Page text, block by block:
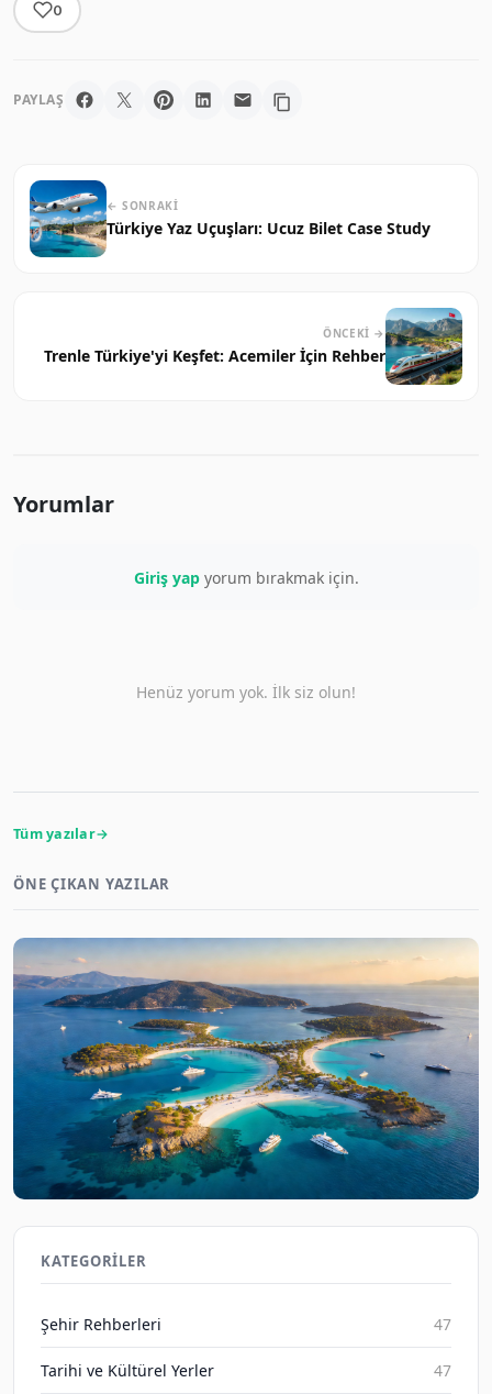
0
PAYLAŞ
← SONRAKI
Türkiye Yaz Uçuşları: Ucuz Bilet Case Study
ÖNCEKI →
Trenle Türkiye'yi Keşfet: Acemiler İçin Rehber
Yorumlar
Giriş yapyorum bırakmak için.
Henüz yorum yok. İlk siz olun!
Tüm yazılar
ÖNE ÇIKAN YAZILAR
Antalya Bodrum Gizli Adaları: Plaj Tatili ve Mavi
Yolculuk 2026
KATEGORILER
Şehir Rehberleri 47
Tarihi ve Kültürel Yerler 47